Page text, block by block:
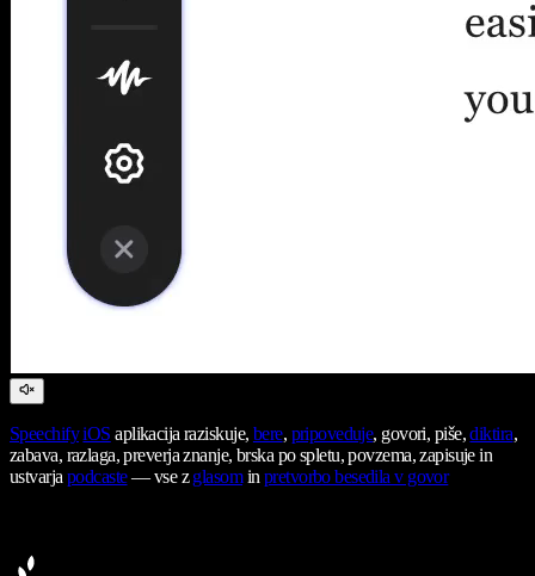
Speechify iOS aplikacija raziskuje, bere, pripoveduje, govori, piše,diktira,
zabava, razlaga, preverja znanje, brska po spletu, povzema, zapisuje in
ustvarjapodcaste— vse zglasominpretvorbo besedila v govor